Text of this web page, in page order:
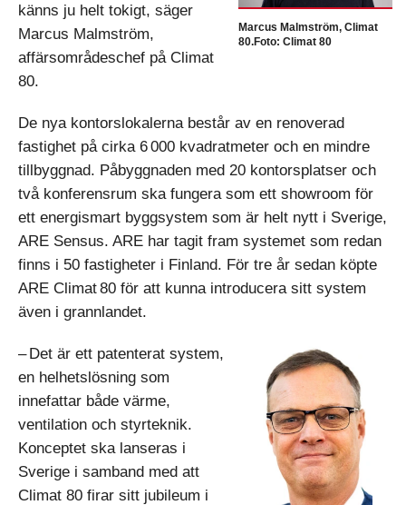
Marcus Malmström, Climat
80.Foto: Climat 80
känns ju helt tokigt, säger
Marcus Malmström,
affärsområdeschef på Climat
80.
De nya kontorslokalerna består av en renoverad
fastighet på cirka 6 000 kvadratmeter och en mindre
tillbyggnad. Påbyggnaden med 20 kontorsplatser och
två konferensrum ska fungera som ett showroom för
ett energismart byggsystem som är helt nytt i Sverige,
ARE Sensus. ARE har tagit fram systemet som redan
finns i 50 fastigheter i Finland. För tre år sedan köpte
ARE Climat 80 för att kunna introducera sitt system
även i grannlandet.
– Det är ett patenterat system,
en helhetslösning som
innefattar både värme,
ventilation och styrteknik.
Konceptet ska lanseras i
Sverige i samband med att
Climat 80 firar sitt jubileum i